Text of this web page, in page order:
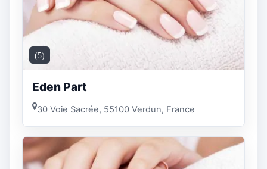
(5)
Eden Part
30 Voie Sacrée, 55100 Verdun, France